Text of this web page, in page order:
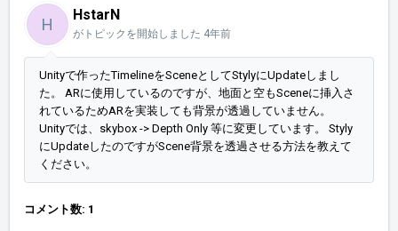
H
HstarN
がトピックを開始しました 4年前
Unityで作ったTimelineをSceneとしてStylyにUpdateしまし
た。 ARに使用しているのですが、地面と空もSceneに挿入さ
れているためARを実装しても背景が透過していません。
Unityでは、skybox -> Depth Only 等に変更しています。 Styly
にUpdateしたのですがScene背景を透過させる方法を教えて
ください。
コメント数: 1